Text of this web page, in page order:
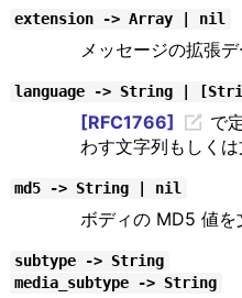
extension -> Array | nil
メッセージの拡張デ
language -> String |
[RFC1766]
で
わす文字列もしくは
md5 -> String | nil
ボディの MD5 値を
subtype -> String
media_subtype -> String